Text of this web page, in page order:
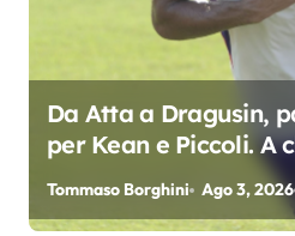
Da Atta a Dragusin,
per Kean e Piccoli. A
oscar del
Tommaso Borghini Ago 3, 2026